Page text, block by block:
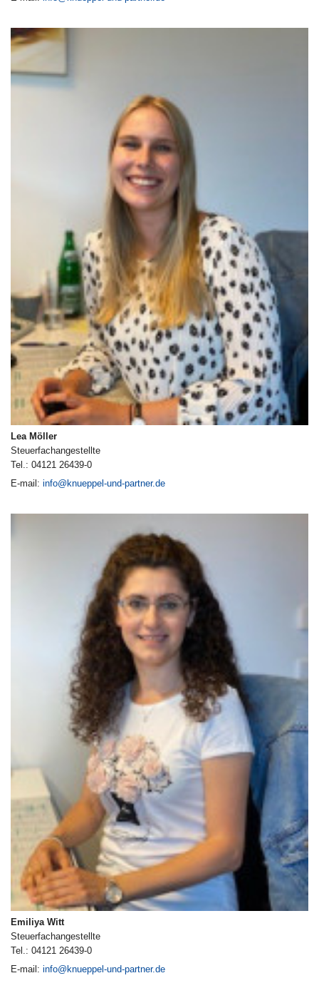
Lea Möller
Steuerfachangestellte
Tel.: 04121 26439-0
E-mail: info@knueppel-und-partner.de
Emiliya Witt
Steuerfachangestellte
Tel.: 04121 26439-0
E-mail: info@knueppel-und-partner.de